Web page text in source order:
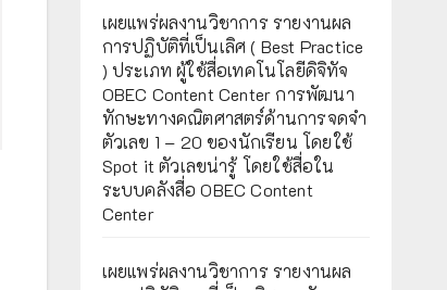
เผยแพร่ผลงานวิชาการ รายงานผล
การปฏิบัติที่เป็นเลิศ ( Best Practice
) ประเภท ผู้ใช้สื่อเทคโนโลยีดิจิทัจ
OBEC Content Center การพัฒนา
ทักษะทางคณิตศาสตร์ด้านการจดจำ
ตัวเลข 1 – 20 ของนักเรียน โดยใช้
Spot it ตัวเลขน่ารู้ โดยใช้สื่อใน
ระบบคลังสื่อ OBEC Content
Center
เผยแพร่ผลงานวิชาการ รายงานผล